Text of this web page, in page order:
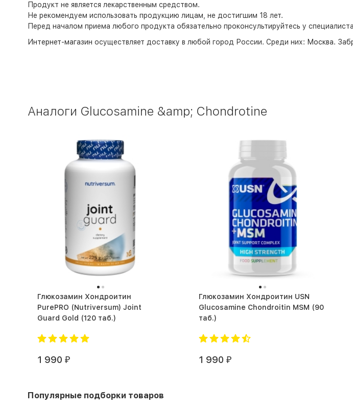
Продукт не является лекарственным средством.
Не рекомендуем использовать продукцию лицам, не достигшим 18 лет.
Перед началом приема любого продукта обязательно проконсультируйтесь у
Интернет-магазин осуществляет доставку в любой город России. Среди них: Москва.
Аналоги Glucosamine &amp; Chondrotine
Глюкозамин Хондроитин
PurePRO (Nutriversum) Joint
Guard Gold (120 таб.)
1 990 ₽
Глюкозамин Хондроитин USN
Glucosamine Chondroitin MSM (90
таб.)
1 990 ₽
Популярные подборки товаров